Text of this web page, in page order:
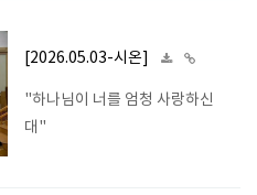
[2026.05.03-시온]
"하나님이 너를 엄청 사랑하신
대"